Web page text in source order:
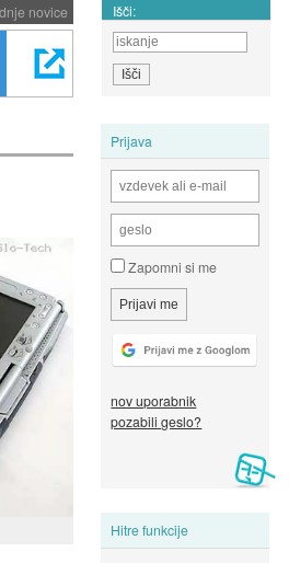
novice Išči:
Prijava
Zapomni si me
nov uporabnik
pozabili geslo?
Hitre funkcije